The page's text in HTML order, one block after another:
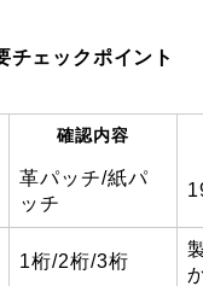
チェックポイント
確認内容
革パッチ/紙パ
ッチ
1桁/2桁/3桁